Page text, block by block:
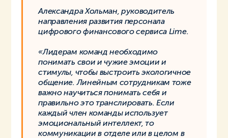
Александра Хольман, руководитель
направления развития персонала
цифрового финансового сервиса Lime.
«Лидерам команд необходимо
понимать свои и чужие эмоции и
стимулы, чтобы выстроить экологичное
общение. Линейным сотрудникам тоже
важно научиться понимать себя и
правильно это транслировать. Если
каждый член команды использует
эмоциональный интеллект, то
коммуникации в отделе или в целом в